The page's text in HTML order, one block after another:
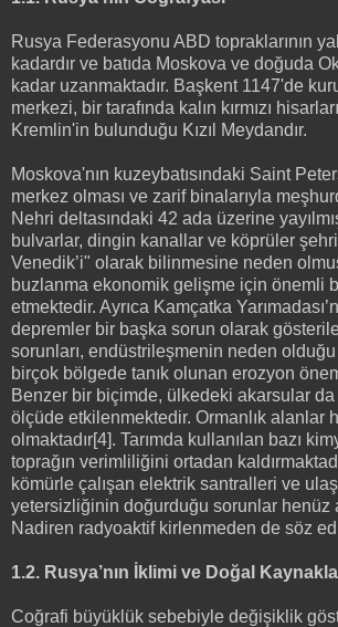
Rusya Federasyonu ABD topraklarının
kadardır ve batıda Moskova ve doğuda
kadar uzanmaktadır. Başkent 1147'de
merkezi, bir tarafında kalın kırmızı
Kremlin'in bulunduğu Kızıl Meydandır.
Moskova'nın kuzeybatısındaki Saint
merkez olması ve zarif binalarıyla
Nehri deltasındaki 42 ada üzerine
bulvarlar, dingin kanallar ve köprüler
Venedik’i" olarak bilinmesine neden
buzlanma ekonomik gelişme için önemli
etmektedir. Ayrıca Kamçatka
depremler bir başka sorun olarak
sorunları, endüstrileşmenin neden
birçok bölgede tanık olunan erozyon
Benzer bir biçimde, ülkedeki akarsular
ölçüde etkilenmektedir. Ormanlık alanlar
olmaktadır[4]. Tarımda kullanılan bazı
toprağın verimliliğini ortadan
kömürle çalışan elektrik santralleri ve
yetersizliğinin doğurduğu sorunlar henüz
Nadiren radyoaktif kirlenmeden de söz
1.2. Rusya’nın İklimi ve Doğal
Coğrafi büyüklük sebebiyle değişiklik